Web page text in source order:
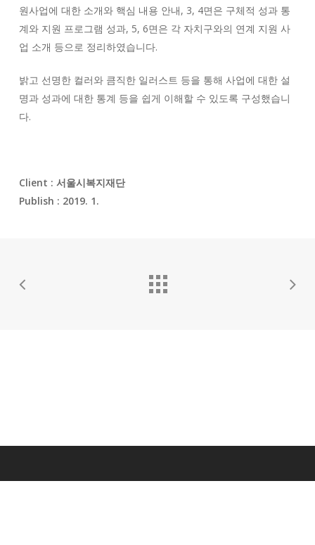
원사업에 대한 소개와 핵심 내용 안내, 3, 4면은 구체적 성과 통
계와 지원 프로그램 성과, 5, 6면은 각 자치구와의 연계 지원 사
업 소개 등으로 정리하였습니다.
밝고 선명한 컬러와 큼직한 일러스트 등을 통해 사업에 대한 설
명과 성과에 대한 통계 등을 쉽게 이해할 수 있도록 구성했습니
다.
Client : 서울시복지재단
Publish : 2019. 1.